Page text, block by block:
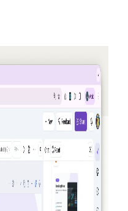
ットを獲得 —
あなたとその友達の両
しい紹介プログラム
ページ、Pro+ およ
ル、そして AI Memory